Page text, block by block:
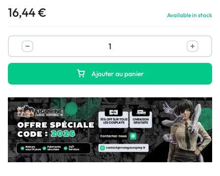
16,44€ Available in stock
Ajouter au panier